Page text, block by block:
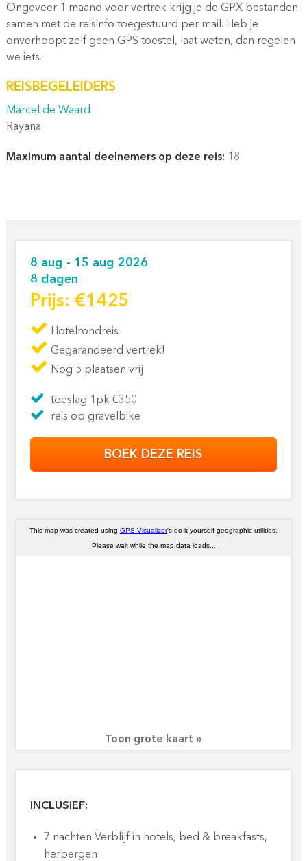
Ongeveer 1 maand voor vertrek krijg je de GPX bestanden
samen met de reisinfo toegestuurd per mail. Heb je
onverhoopt zelf geen GPS toestel, laat weten, dan regelen
we iets.
REISBEGELEIDERS
Marcel de Waard
Rayana
Maximum aantal deelnemers op deze reis: 18
8 aug - 15 aug 2026
8 dagen
Prijs: €1425
Hotelrondreis
Gegarandeerd vertrek!
Nog 5 plaatsen vrij
toeslag 1pk €350
reis op gravelbike
BOEK DEZE REIS
Toon grote kaart »
INCLUSIEF:
7 nachten Verblijf in hotels, bed & breakfasts,
herbergen